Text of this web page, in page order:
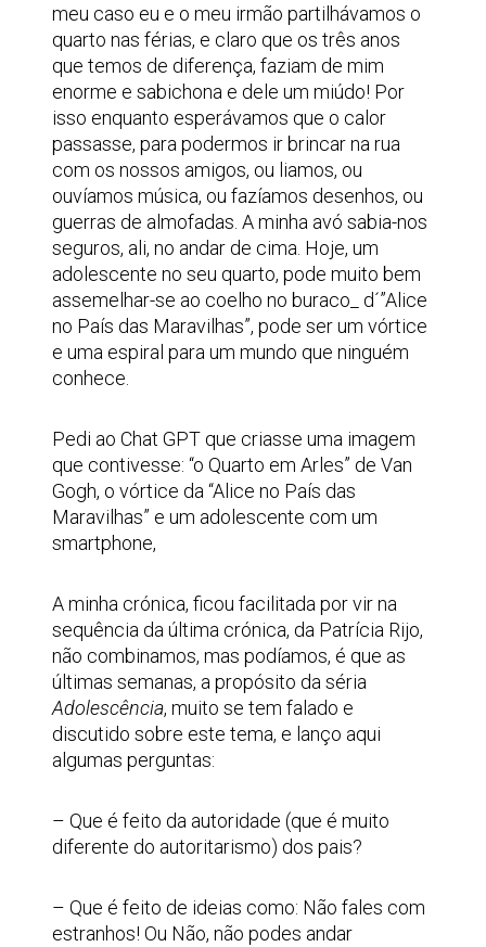
meu caso eu e o meu irmão partilhávamos o
quarto nas férias, e claro que os três anos
que temos de diferença, faziam de mim
enorme e sabichona e dele um miúdo! Por
isso enquanto esperávamos que o calor
passasse, para podermos ir brincar na rua
com os nossos amigos, ou liamos, ou
ouvíamos música, ou fazíamos desenhos, ou
guerras de almofadas. A minha avó sabia-nos
seguros, ali, no andar de cima. Hoje, um
adolescente no seu quarto, pode muito bem
assemelhar-se ao coelho no buraco_ d´”Alice
no País das Maravilhas”, pode ser um vórtice
e uma espiral para um mundo que ninguém
conhece.
Pedi ao Chat GPT que criasse uma imagem
que contivesse: “o Quarto em Arles” de Van
Gogh, o vórtice da “Alice no País das
Maravilhas” e um adolescente com um
smartphone,
A minha crónica, ficou facilitada por vir na
sequência da última crónica, da Patrícia Rijo,
não combinamos, mas podíamos, é que as
últimas semanas, a propósito da séria
Adolescência, muito se tem falado e
discutido sobre este tema, e lanço aqui
algumas perguntas:
– Que é feito da autoridade (que é muito
diferente do autoritarismo) dos pais?
– Que é feito de ideias como: Não fales com
estranhos! Ou Não, não podes andar